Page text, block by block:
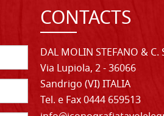
CONTACTS
DAL MOLIN STEFANO & C.
Via Lupiola, 2 - 36066
Sandrigo (VI) ITALIA
Tel. e Fax 0444 659513